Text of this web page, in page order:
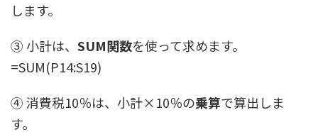
します。
③ 小計は、 SUM関数を使って求めます。
=SUM(P14:S19)
④ 消費税10％は、小計×10％の乗算で算出しま
す。